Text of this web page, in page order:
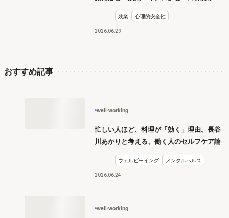
残業 心理的安全性
2026.0629
おすすめ記事
well-working
忙しい人ほど、料理が「効く」理由。長谷
川あかりと考える、働く人のセルフケア論
ウェルビーイング メンタルヘルス
2026.0624
well-working